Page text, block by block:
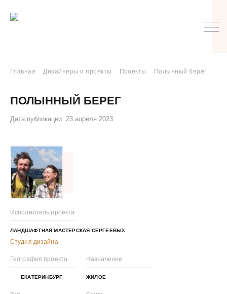
Главная Дизайнеры и проекты Проекты Полынный берег
ПОЛЫННЫЙ БЕРЕГ
Дата публикации: 23 апреля 2023
Исполнитель проекта
ЛАНДШАФТНАЯ МАСТЕРСКАЯ СЕРГЕЕВЫХ
Студия дизайна
География проекта
ЕКАТЕРИНБУРГ
Назначение
ЖИЛОЕ